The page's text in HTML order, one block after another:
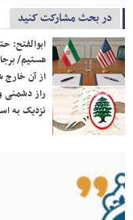
در بحث مشارکت کنید
ابوالفتح:
هستیم/
از آن خارج
راز دشمنی
نزدیک به